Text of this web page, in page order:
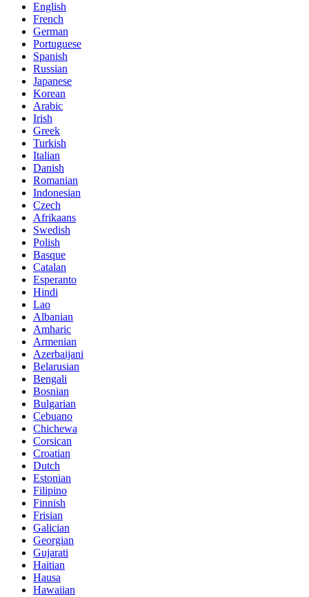
English
French
German
Portuguese
Spanish
Russian
Japanese
Korean
Arabic
Irish
Greek
Turkish
Italian
Danish
Romanian
Indonesian
Czech
Afrikaans
Swedish
Polish
Basque
Catalan
Esperanto
Hindi
Lao
Albanian
Amharic
Armenian
Azerbaijani
Belarusian
Bengali
Bosnian
Bulgarian
Cebuano
Chichewa
Corsican
Croatian
Dutch
Estonian
Filipino
Finnish
Frisian
Galician
Georgian
Gujarati
Haitian
Hausa
Hawaiian